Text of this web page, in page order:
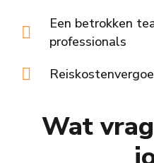
Een betrokken
professionals
Wat